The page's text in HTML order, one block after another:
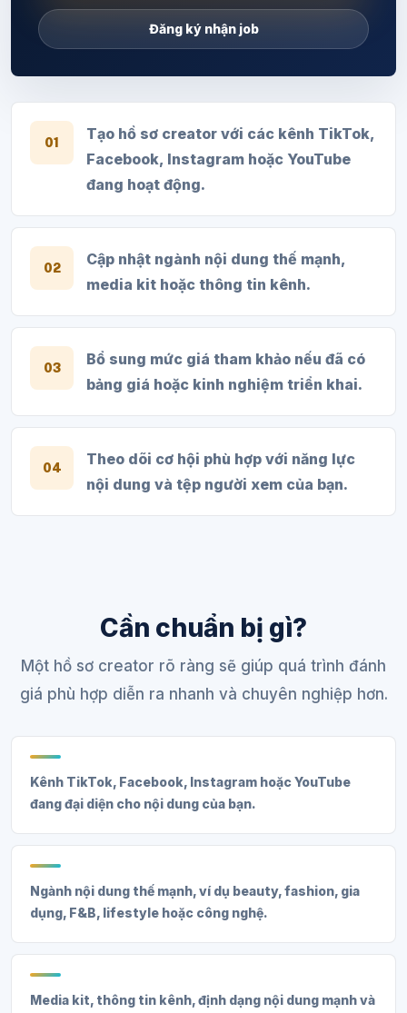
Đăng ký nhận job
01
Tạo hồ sơ creator với các kênh TikTok,
Facebook, Instagram hoặc YouTube
đang hoạt động.
02
Cập nhật ngành nội dung thế mạnh,
media kit hoặc thông tin kênh.
03
Bổ sung mức giá tham khảo nếu đã có
bảng giá hoặc kinh nghiệm triển khai.
04
Theo dõi cơ hội phù hợp với năng lực
nội dung và tệp người xem của bạn.
Cần chuẩn bị gì?
Một hồ sơ creator rõ ràng sẽ giúp quá trình đánh
giá phù hợp diễn ra nhanh và chuyên nghiệp hơn.
Kênh TikTok, Facebook, Instagram hoặc YouTube
đang đại diện cho nội dung của bạn.
Ngành nội dung thế mạnh, ví dụ beauty, fashion, gia
dụng, F&B, lifestyle hoặc công nghệ.
Media kit, thông tin kênh, định dạng nội dung mạnh và